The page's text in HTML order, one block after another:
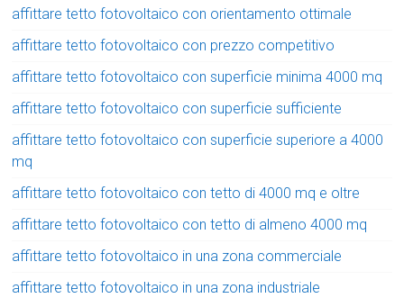
affittare tetto fotovoltaico con orientamento ottimale
affittare tetto fotovoltaico con prezzo competitivo
affittare tetto fotovoltaico con superficie minima 4000 mq
affittare tetto fotovoltaico con superficie sufficiente
affittare tetto fotovoltaico con superficie superiore a 4000
mq
affittare tetto fotovoltaico con tetto di 4000 mq e oltre
affittare tetto fotovoltaico con tetto di almeno 4000 mq
affittare tetto fotovoltaico in una zona commerciale
affittare tetto fotovoltaico in una zona industriale